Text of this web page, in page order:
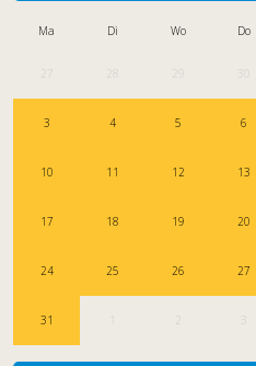
Ma Di Wo Do
27 28 29
3 4 5 6
10 11 12 13
17 18 19 20
24 25 26 27
31 2